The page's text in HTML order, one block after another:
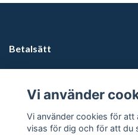
Betalsätt
Sociala medier
Vi använder
Vi använder cookies för att
visas för dig och för att du